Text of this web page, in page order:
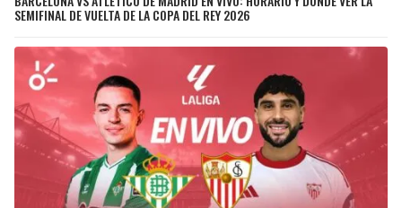
SEMIFINAL DE VUELTA DE LA COPA DEL REY 2026